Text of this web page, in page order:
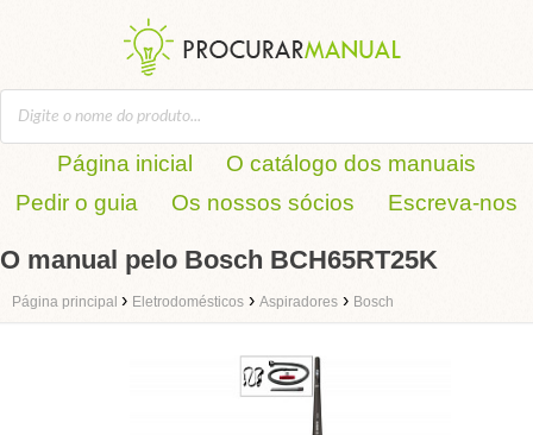
Página inicial
O catálogo dos manuais
Pedir o guia
Os nossos sócios Escreva-nos
O manual pelo Bosch BCH65RT25K
Página principal › Eletrodomésticos › Aspiradores › Bosch